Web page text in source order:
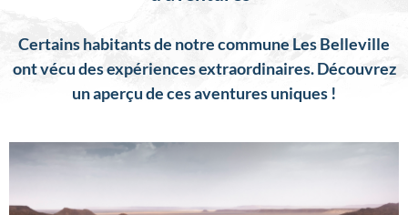
Certains habitants de notre commune Les Belleville
ont vécu des expériences extraordinaires.Découvrez
un aperçu de ces aventures uniques !